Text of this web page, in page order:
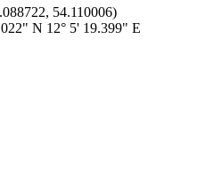
54.110006)
N 12° 5' 19.399" E